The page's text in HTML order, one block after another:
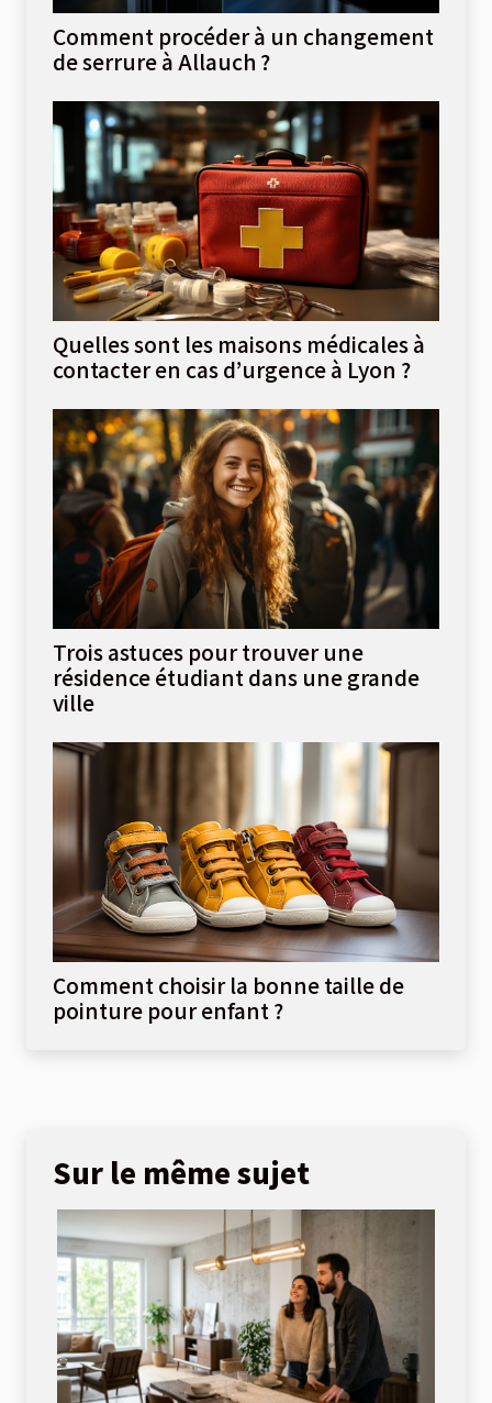
Comment procéder à un changement
de serrure à Allauch ?
Quelles sont les maisons médicales à
contacter en cas d’urgence à Lyon ?
Trois astuces pour trouver une
résidence étudiant dans une grande
ville
Comment choisir la bonne taille de
pointure pour enfant ?
Sur le même sujet